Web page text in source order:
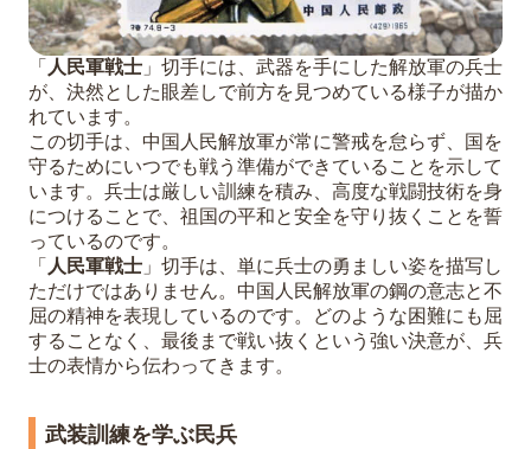
「 人民軍戦士 」切手には、武器を手にした解放軍の兵士
が、決然とした眼差しで前方を見つめている様子が描か
れています。
この切手は、中国人民解放軍が常に警戒を怠らず、国を
守るためにいつでも戦う準備ができていることを示して
います。兵士は厳しい訓練を積み、高度な戦闘技術を身
につけることで、祖国の平和と安全を守り抜くことを誓
っているのです。
「 人民軍戦士 」切手は、単に兵士の勇ましい姿を描写し
ただけではありません。中国人民解放軍の鋼の意志と不
屈の精神を表現しているのです。どのような困難にも屈
することなく、最後まで戦い抜くという強い決意が、兵
士の表情から伝わってきます。
武装訓練を学ぶ民兵